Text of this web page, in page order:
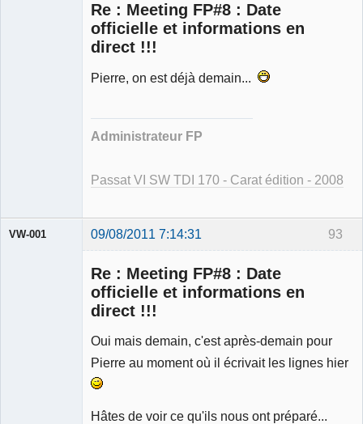
Re : Meeting FP#8 : Date
officielle et informations en
direct !!!
Pierre, on est déjà demain...
Administrateur FP
Passat VI SW TDI 170 - Carat édition - 2008
93
VW-001 09/08/2011 7:14:31
Re : Meeting FP#8 : Date
officielle et informations en
direct !!!
Oui mais demain, c'est après-demain pour
Pierre au moment où il écrivait les lignes hier
Hâtes de voir ce qu'ils nous ont préparé...